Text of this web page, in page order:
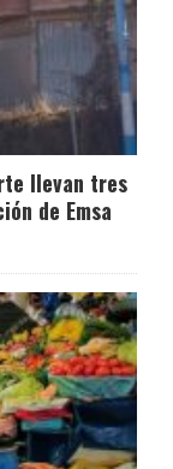
llevan tres
de Emsa